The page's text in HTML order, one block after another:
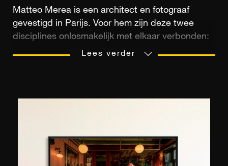
Matteo Merea is een architect en fotograaf
gevestigd in Parijs. Voor hem zijn deze twee
disciplines onlosmakelijk met elkaar verbonden:
de ene voedt de andere, en omgekeerd. Al meer
geduldig heeft gewerkt sinds zijn verhuizing naar
de hoofdstad in 2020, onderzoekt een idee dat
Lees verder